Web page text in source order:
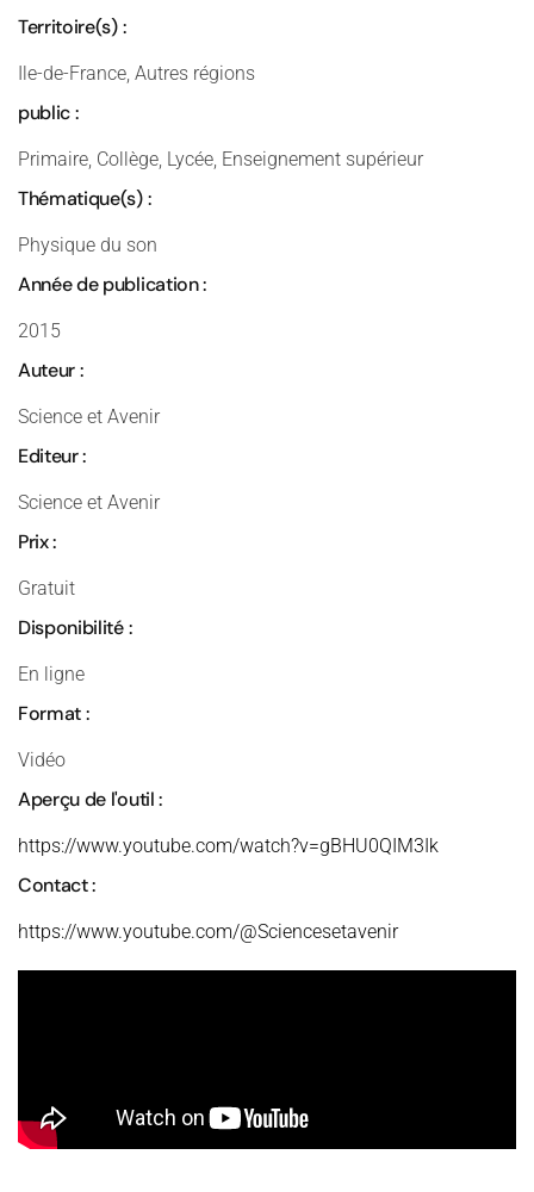
Territoire(s) :
Ile-de-France, Autres régions
public :
Primaire, Collège, Lycée, Enseignement supérieur
Thématique(s) :
Physique du son
Année de publication :
2015
Auteur :
Science et Avenir
Editeur :
Science et Avenir
Prix :
Gratuit
Disponibilité :
En ligne
Format :
Vidéo
Aperçu de l'outil :
https://www.youtube.com/watch?v=gBHU0QIM3Ik
Contact :
https://www.youtube.com/@Sciencesetavenir